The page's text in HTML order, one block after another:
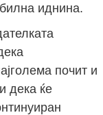
иднина.
почит и
дека ќе